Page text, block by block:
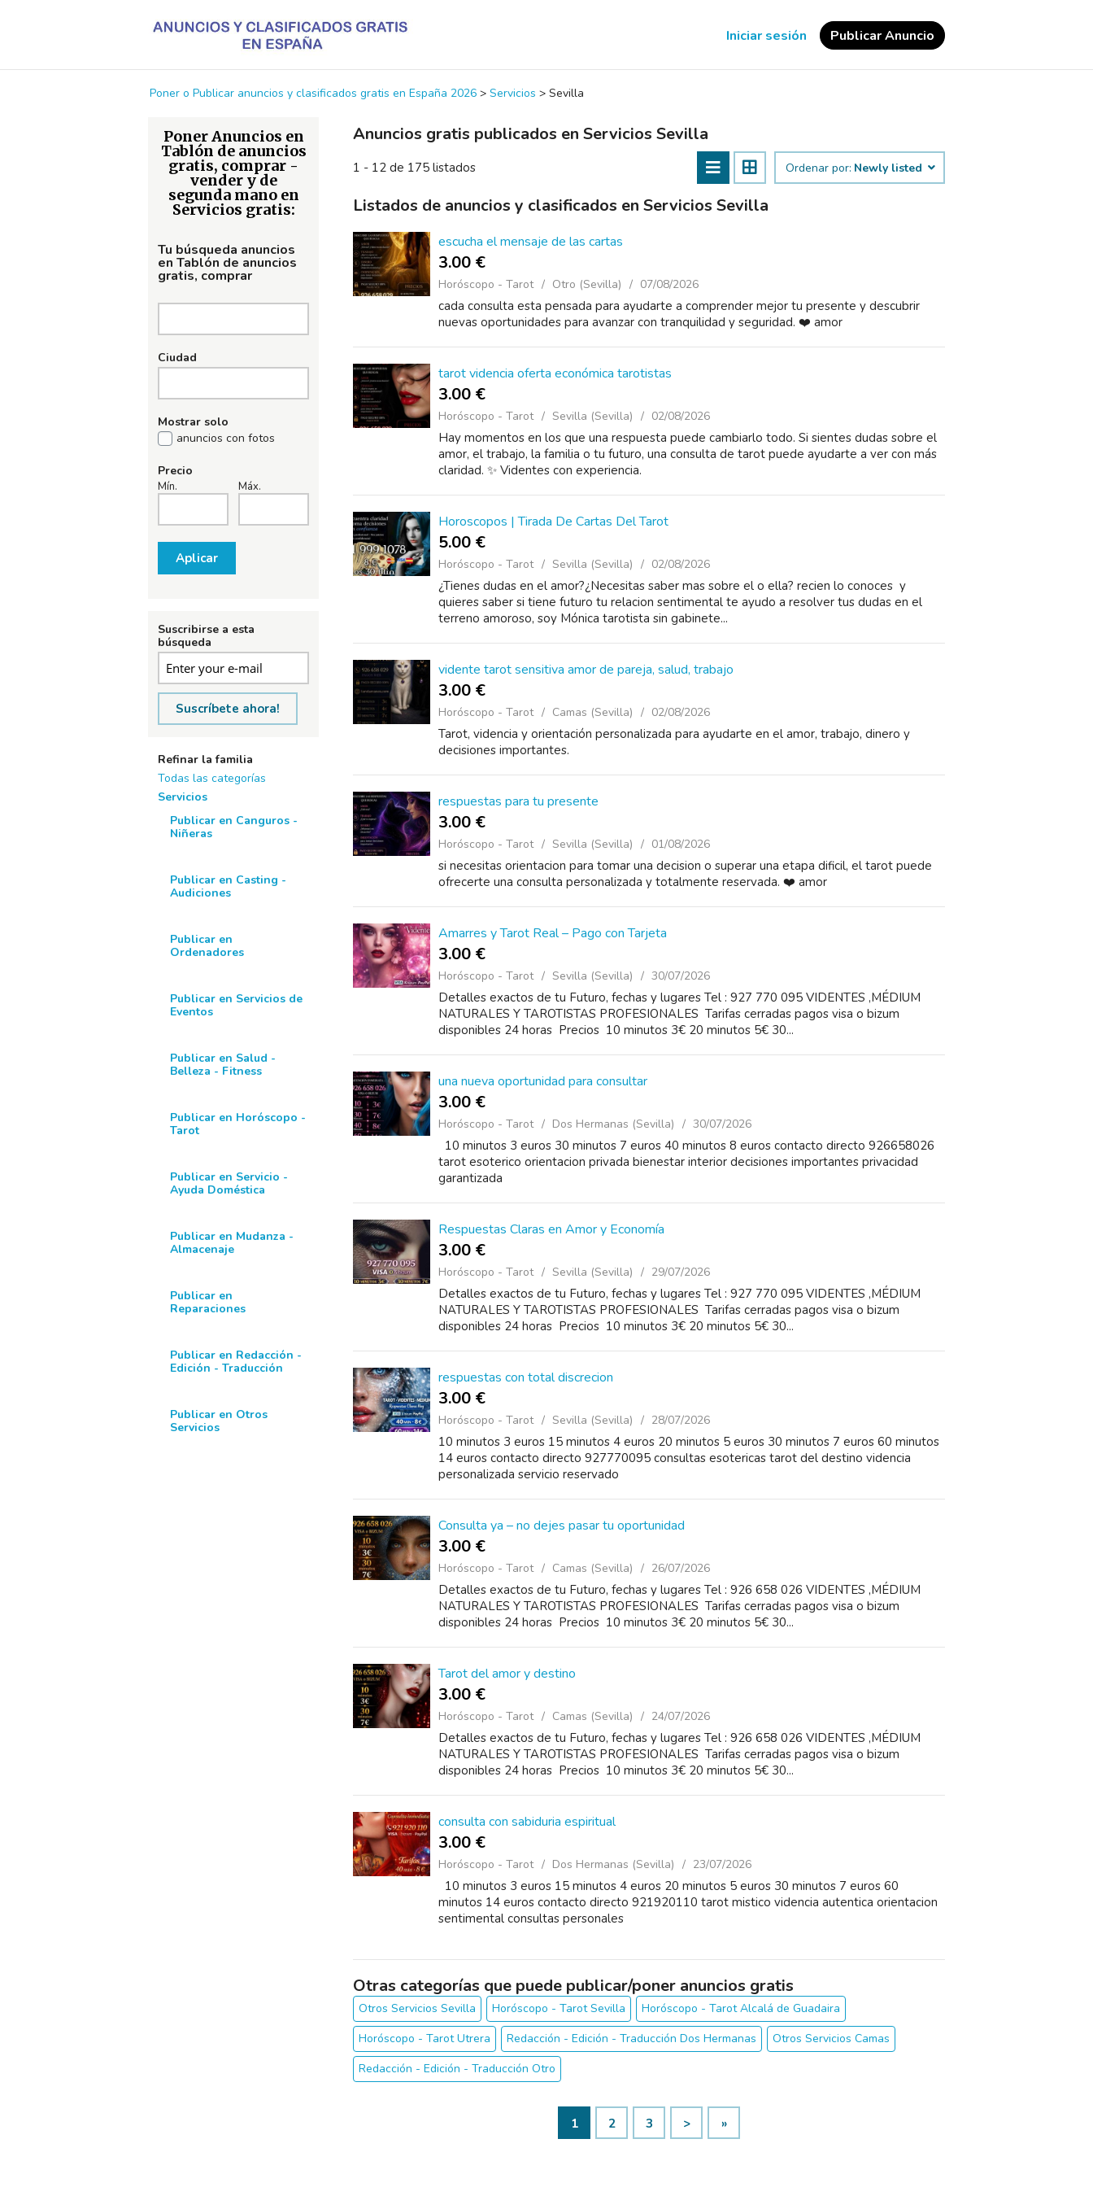
Iniciar sesión Publicar Anuncio
Poner o Publicar anuncios y clasificados gratis en España 2026 > Servicios > Sevilla
Poner Anuncios en
Tablón de anuncios
gratis, comprar -
vender y de
segunda mano en
Servicios gratis:
Tu búsqueda anuncios
en Tablón de anuncios
gratis, comprar
Ciudad
Mostrar solo
anuncios con fotos
Precio
Mín. Máx.
Aplicar
Suscribirse a esta
búsqueda
Suscríbete ahora!
Refinar la familia
Todas las categorías
Servicios
Publicar en Canguros -
Niñeras
Publicar en Casting -
Audiciones
Publicar en
Ordenadores
Publicar en Servicios de
Eventos
Publicar en Salud -
Belleza - Fitness
Publicar en Horóscopo -
Tarot
Publicar en Servicio -
Ayuda Doméstica
Publicar en Mudanza -
Almacenaje
Publicar en
Reparaciones
Publicar en Redacción -
Edición - Traducción
Publicar en Otros
Servicios
Anuncios gratis publicados en Servicios Sevilla
1 - 12 de 175 listados Ordenar por: Newly listed
Listados de anuncios y clasificados en Servicios Sevilla
escucha el mensaje de las cartas
3.00 €
Horóscopo - Tarot Otro (Sevilla) 07/08/2026
cada consulta esta pensada para ayudarte a comprender mejor tu presente y descubrir
nuevas oportunidades para avanzar con tranquilidad y seguridad. ❤️ amor
tarot videncia oferta económica tarotistas
3.00 €
Horóscopo - Tarot Sevilla (Sevilla) 02/08/2026
Hay momentos en los que una respuesta puede cambiarlo todo. Si sientes dudas sobre el
amor, el trabajo, la familia o tu futuro, una consulta de tarot puede ayudarte a ver con más
claridad. ✨ Videntes con experiencia.
Horoscopos | Tirada De Cartas Del Tarot
5.00 €
Horóscopo - Tarot Sevilla (Sevilla) 02/08/2026
¿Tienes dudas en el amor?¿Necesitas saber mas sobre el o ella? recien lo conoces y
quieres saber si tiene futuro tu relacion sentimental te ayudo a resolver tus dudas en el
terreno amoroso, soy Mónica tarotista sin gabinete...
vidente tarot sensitiva amor de pareja, salud, trabajo
3.00 €
Horóscopo - Tarot Camas (Sevilla) 02/08/2026
Tarot, videncia y orientación personalizada para ayudarte en el amor, trabajo, dinero y
decisiones importantes.
respuestas para tu presente
3.00 €
Horóscopo - Tarot Sevilla (Sevilla) 01/08/2026
si necesitas orientacion para tomar una decision o superar una etapa dificil, el tarot puede
ofrecerte una consulta personalizada y totalmente reservada. ❤️ amor
Amarres y Tarot Real – Pago con Tarjeta
3.00 €
Horóscopo - Tarot Sevilla (Sevilla) 30/07/2026
Detalles exactos de tu Futuro, fechas y lugares Tel : 927 770 095 VIDENTES ,MÉDIUM
NATURALES Y TAROTISTAS PROFESIONALES Tarifas cerradas pagos visa o bizum
disponibles 24 horas Precios 10 minutos 3€ 20 minutos 5€ 30...
una nueva oportunidad para consultar
3.00 €
Horóscopo - Tarot Dos Hermanas (Sevilla) 30/07/2026
10 minutos 3 euros 30 minutos 7 euros 40 minutos 8 euros contacto directo 926658026
tarot esoterico orientacion privada bienestar interior decisiones importantes privacidad
garantizada
Respuestas Claras en Amor y Economía
3.00 €
Horóscopo - Tarot Sevilla (Sevilla) 29/07/2026
Detalles exactos de tu Futuro, fechas y lugares Tel : 927 770 095 VIDENTES ,MÉDIUM
NATURALES Y TAROTISTAS PROFESIONALES Tarifas cerradas pagos visa o bizum
disponibles 24 horas Precios 10 minutos 3€ 20 minutos 5€ 30...
respuestas con total discrecion
3.00 €
Horóscopo - Tarot Sevilla (Sevilla) 28/07/2026
10 minutos 3 euros 15 minutos 4 euros 20 minutos 5 euros 30 minutos 7 euros 60 minutos
14 euros contacto directo 927770095 consultas esotericas tarot del destino videncia
personalizada servicio reservado
Consulta ya – no dejes pasar tu oportunidad
3.00 €
Horóscopo - Tarot Camas (Sevilla) 26/07/2026
Detalles exactos de tu Futuro, fechas y lugares Tel : 926 658 026 VIDENTES ,MÉDIUM
NATURALES Y TAROTISTAS PROFESIONALES Tarifas cerradas pagos visa o bizum
disponibles 24 horas Precios 10 minutos 3€ 20 minutos 5€ 30...
Tarot del amor y destino
3.00 €
Horóscopo - Tarot Camas (Sevilla) 24/07/2026
Detalles exactos de tu Futuro, fechas y lugares Tel : 926 658 026 VIDENTES ,MÉDIUM
NATURALES Y TAROTISTAS PROFESIONALES Tarifas cerradas pagos visa o bizum
disponibles 24 horas Precios 10 minutos 3€ 20 minutos 5€ 30...
consulta con sabiduria espiritual
3.00 €
Horóscopo - Tarot Dos Hermanas (Sevilla) 23/07/2026
10 minutos 3 euros 15 minutos 4 euros 20 minutos 5 euros 30 minutos 7 euros 60
minutos 14 euros contacto directo 921920110 tarot mistico videncia autentica orientacion
sentimental consultas personales
Otras categorías que puede publicar/poner anuncios gratis
Otros Servicios Sevilla Horóscopo - Tarot Sevilla
Horóscopo - Tarot Alcalá de Guadaira
Horóscopo - Tarot Utrera
Redacción - Edición - Traducción Dos Hermanas
Otros Servicios Camas
Redacción - Edición - Traducción Otro
1 2 3 > »